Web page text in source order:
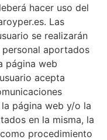
hacer uso del
Las
se realizarán
aportados
página web
usuario acepta
página web y/o la
en la misma, la
procedimiento